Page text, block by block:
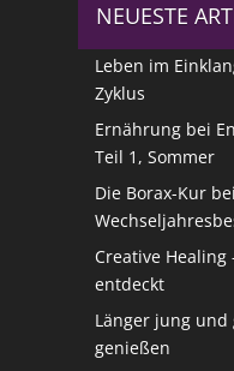
NEUESTE
Leben im
Zyklus
Ernährung bei
Teil 1, Sommer
Die Borax-Kur bei
Creative
entdeckt
Länger jung und
genießen